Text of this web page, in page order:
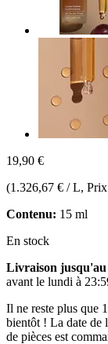
19,90 €
(1.326,67 € / L,
Contenu: 15 ml
En stock
Livraison
avant le lundi à
Il ne reste plus que
bientôt ! La date de
de pièces est